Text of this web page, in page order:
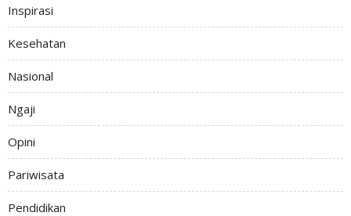
Inspirasi
Kesehatan
Nasional
Ngaji
Opini
Pariwisata
Pendidikan